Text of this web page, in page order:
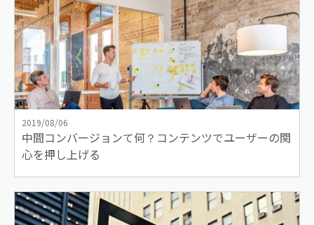
2019/08/06
中間コンバージョンて何？コンテンツでユーザーの関
心を押し上げる